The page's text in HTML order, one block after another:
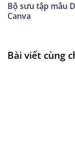
Bộ sưu tập mẫu
Canva
Bài viết cùng